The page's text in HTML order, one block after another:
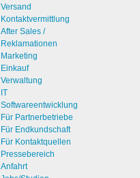
Versand
Kontaktvermittlung
After Sales /
Reklamationen
Marketing
Einkauf
Verwaltung
IT
Softwareentwicklung
Für Partnerbetriebe
Für Endkundschaft
Für Kontaktquellen
Pressebereich
Anfahrt